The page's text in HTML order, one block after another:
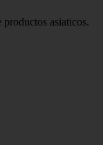
asiaticos.